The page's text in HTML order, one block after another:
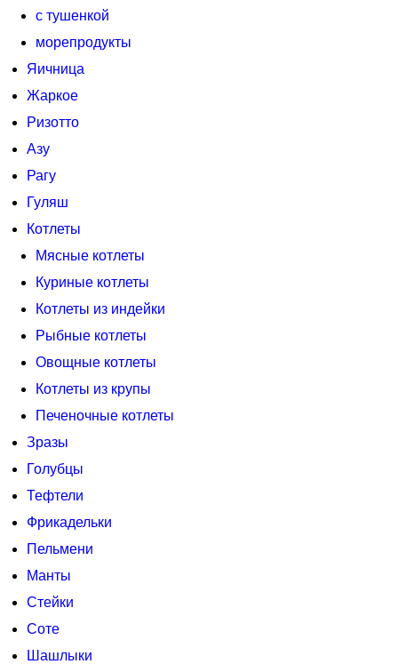
с тушенкой
морепродукты
Яичница
Жаркое
Ризотто
Азу
Рагу
Гуляш
Котлеты
Мясные котлеты
Куриные котлеты
Котлеты из индейки
Рыбные котлеты
Овощные котлеты
Котлеты из крупы
Печеночные котлеты
Зразы
Голубцы
Тефтели
Фрикадельки
Пельмени
Манты
Стейки
Соте
Шашлыки